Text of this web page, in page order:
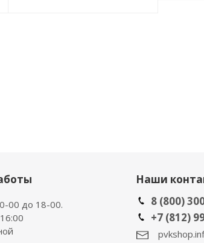
00 до 18-00.
Наши
8 (800)
+7 (812)